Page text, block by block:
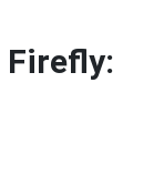
Firefly: